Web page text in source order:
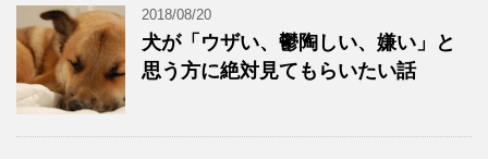
2018/08/20
犬が「ウザい、鬱陶しい、嫌い」と
思う方に絶対見てもらいたい話